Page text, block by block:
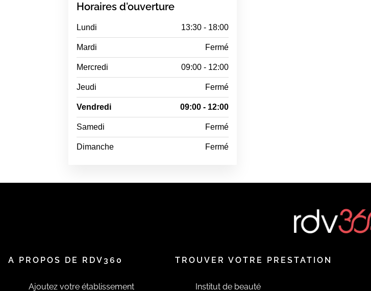
Horaires d'ouverture
Lundi 13:30 - 18:00
Mardi Fermé
Mercredi 09:00 - 12:00
Jeudi Fermé
Vendredi 09:00 - 12:00
Samedi Fermé
Dimanche Fermé
A PROPOS DE RDV360
Ajoutez votre établissement
TROUVER VOTRE PRESTATION
Institut de beauté